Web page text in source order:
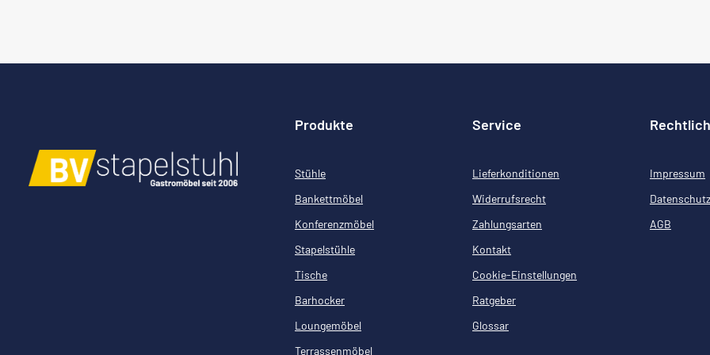
Produkte
Stühle
Bankettmöbel
Konferenzmöbel
Stapelstühle
Tische
Barhocker
Loungemöbel
Terrassenmöbel
Service
Lieferkonditionen
Widerrufsrecht
Zahlungsarten
Kontakt
Cookie-Einstellungen
Ratgeber
Glossar
Impressum
Datenschutz
AGB